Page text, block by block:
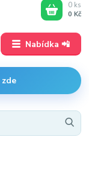
Nabídka 📲
0 ks
0 Kč